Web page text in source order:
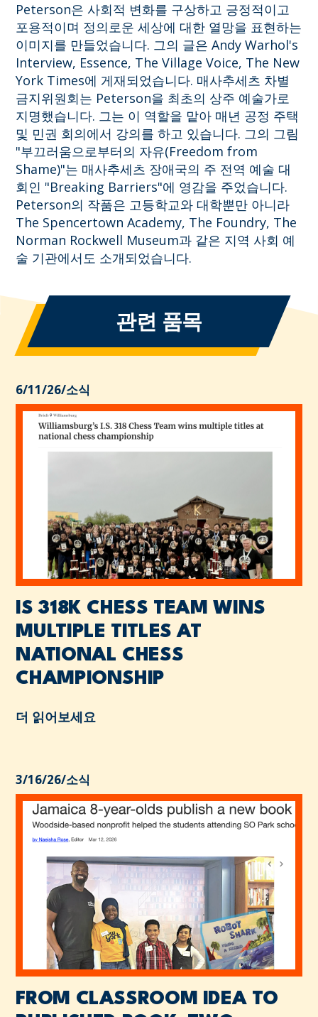
Peterson은 사회적 변화를 구상하고 긍정적이고
포용적이며 정의로운 세상에 대한 열망을 표현하는
이미지를 만들었습니다. 그의 글은 Andy Warhol's
Interview, Essence, The Village Voice, The New
York Times에 게재되었습니다. 매사추세츠 차별
금지위원회는 Peterson을 최초의 상주 예술가로
지명했습니다. 그는 이 역할을 맡아 매년 공정 주택
및 민권 회의에서 강의를 하고 있습니다. 그의 그림
"부끄러움으로부터의 자유(Freedom from
Shame)"는 매사추세츠 장애국의 주 전역 예술 대
회인 "Breaking Barriers"에 영감을 주었습니다.
Peterson의 작품은 고등학교와 대학뿐만 아니라
The Spencertown Academy, The Foundry, The
Norman Rockwell Museum과 같은 지역 사회 예
술 기관에서도 소개되었습니다.
관련 품목
6/11/26/소식
IS 318K CHESS TEAM WINS
MULTIPLE TITLES AT
NATIONAL CHESS
CHAMPIONSHIP
더 읽어보세요
3/16/26/소식
FROM CLASSROOM IDEA TO